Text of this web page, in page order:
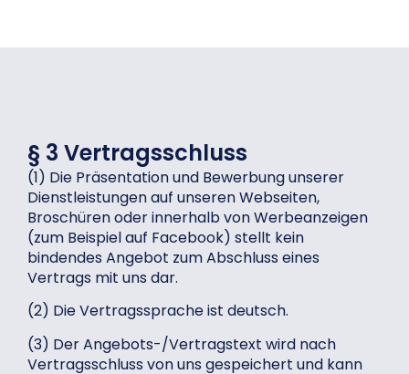
§ 3 Vertragsschluss
(1) Die Präsentation und Bewerbung unserer
Dienstleistungen auf unseren Webseiten,
Broschüren oder innerhalb von Werbeanzeigen
(zum Beispiel auf Facebook) stellt kein
bindendes Angebot zum Abschluss eines
Vertrags mit uns dar.
(2) Die Vertragssprache ist deutsch.
(3) Der Angebots-/Vertragstext wird nach
Vertragsschluss von uns gespeichert und kann